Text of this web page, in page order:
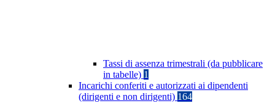
Tassi di assenza trimestrali (da pubblicare
in tabelle) 1
Incarichi conferiti e autorizzati ai dipendenti
(dirigenti e non dirigenti) 164